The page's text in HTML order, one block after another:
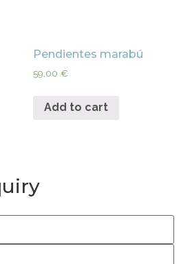
Pendientes marabú
59,00 €
Add to cart